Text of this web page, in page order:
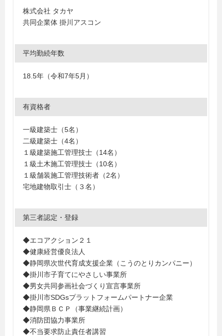
株式会社 タカヤ
共同企業体 掛川アスコン
平均勤続年数
18.5年（令和7年5月）
有資格者
一級建築士（5名）
二級建築士（4名）
１級建築施工管理技士（14名）
１級土木施工管理技士（10名）
１級舗装施工管理技術者（2名）
宅地建物取引士（３名）
第三者認定・登録
◆エコアクション２１
◆健康経営優良法人
◆静岡県次世代育成支援企業（こうのとりカンパニー）
◆掛川市子育てにやさしい事業所
◆男女共同参画社会づくり宣言事業所
◆掛川市SDGsプラットフォームパートナー企業
◆静岡県ＢＣＰ（事業継続計画）
◆消防団協力事業所
◆不当要求防止責任者講習